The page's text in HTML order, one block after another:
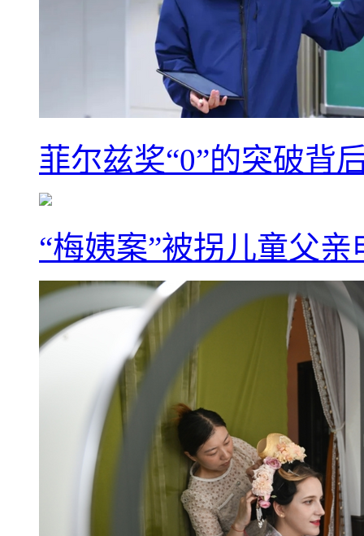
菲尔兹奖“0”的突破背
“梅姨案”被拐儿童父